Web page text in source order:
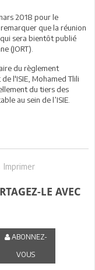
2018 pour le
que la réunion
sera bientôt publié
(JORT).
du règlement
l'ISIE, Mohamed Tlili
du tiers des
au sein de l’ISIE.
Imprimer
LE AVEC
ABONNEZ-
VOUS